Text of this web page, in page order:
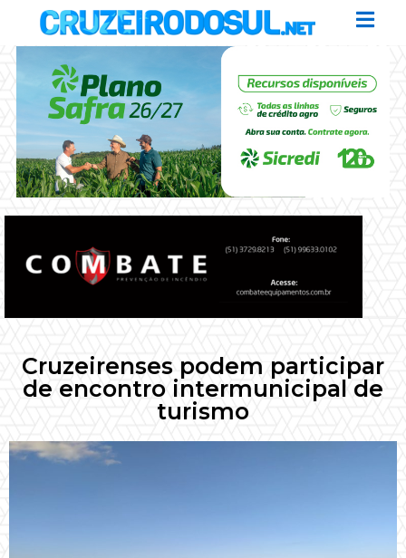
Cruzeirenses podem participar
de encontro intermunicipal de
turismo